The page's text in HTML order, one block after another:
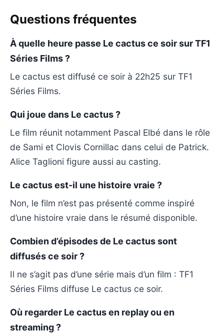
Questions fréquentes
À quelle heure passe Le cactus ce soir sur TF1
Séries Films ?
Le cactus est diffusé ce soir à 22h25 sur TF1
Séries Films.
Qui joue dans Le cactus ?
Le film réunit notamment Pascal Elbé dans le rôle
de Sami et Clovis Cornillac dans celui de Patrick.
Alice Taglioni figure aussi au casting.
Le cactus est-il une histoire vraie ?
Non, le film n’est pas présenté comme inspiré
d’une histoire vraie dans le résumé disponible.
Combien d’épisodes de Le cactus sont
diffusés ce soir ?
Il ne s’agit pas d’une série mais d’un film : TF1
Séries Films diffuse Le cactus ce soir.
Où regarder Le cactus en replay ou en
streaming ?